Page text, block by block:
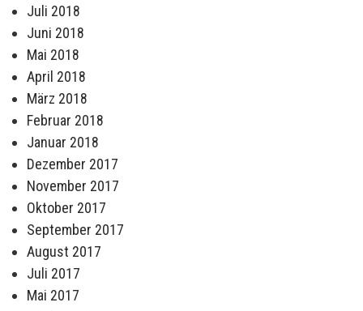
Juli 2018
Juni 2018
Mai 2018
April 2018
März 2018
Februar 2018
Januar 2018
Dezember 2017
November 2017
Oktober 2017
September 2017
August 2017
Juli 2017
Mai 2017